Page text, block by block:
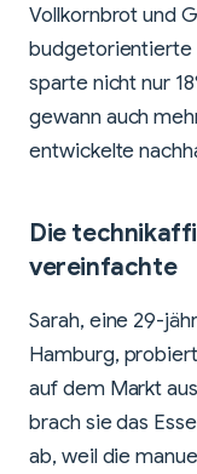
Vollkornbrot und
budgetorientierte
sparte nicht nur
gewann auch
entwickelte
Die
vereinfachte
Sarah, eine 29-
Hamburg,
auf dem Markt
brach sie das
ab, weil die